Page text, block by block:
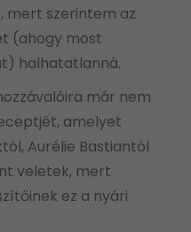
mert szerintem az
(ahogy most
halhatatlanná.
már nem
amelyet
Aurélie Bastiantól
veletek, mert
ez a nyári